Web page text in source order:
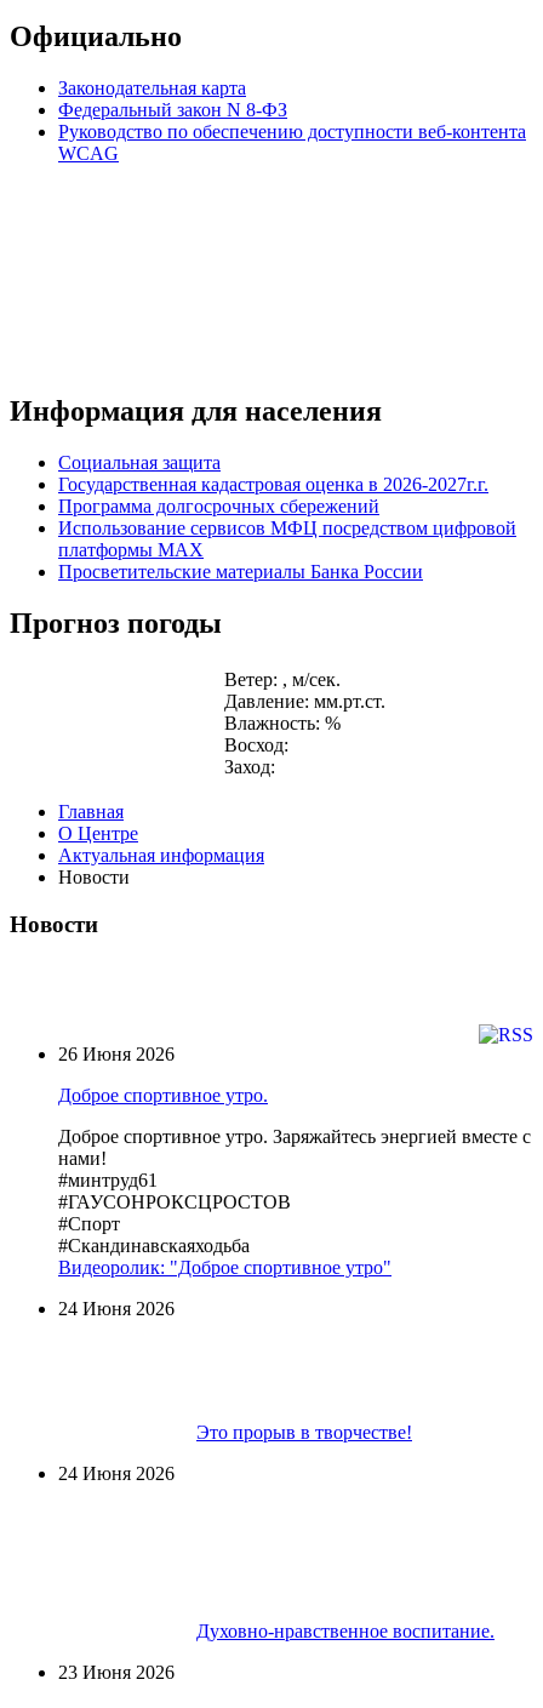
Официально
Законодательная карта
Федеральный закон N 8-ФЗ
Руководство по обеспечению доступности веб-контента
WCAG
Информация для населения
Социальная защита
Государственная кадастровая оценка в 2026-2027г.г.
Программа долгосрочных сбережений
Использование сервисов МФЦ посредством цифровой
платформы MAX
Просветительские материалы Банка России
Прогноз погоды
Ветер: , м/сек.
Давление: мм.рт.ст.
Влажность: %
Восход:
Заход:
Главная
О Центре
Актуальная информация
Новости
Новости
26 Июня 2026
Доброе спортивное утро.
Доброе спортивное утро. Заряжайтесь энергией вместе с
нами!
#минтруд61
#ГАУСОНРОКСЦРОСТОВ
#Спорт
#Скандинавскаяходьба
Видеоролик: "Доброе спортивное утро"
24 Июня 2026
Это прорыв в творчестве!
24 Июня 2026
Духовно-нравственное воспитание.
23 Июня 2026